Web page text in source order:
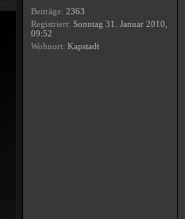
Beiträge: 2363
Registriert: Sonntag 31. Januar 2010,
09:52
Wohnort: Kapstadt